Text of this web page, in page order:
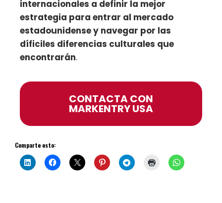
internacionales a definir la mejor
estrategia para entrar al mercado
estadounidense y navegar por las
díficiles diferencias culturales que
encontrarán.
CONTACTA CON
MARKENTRY USA
Comparte esto: